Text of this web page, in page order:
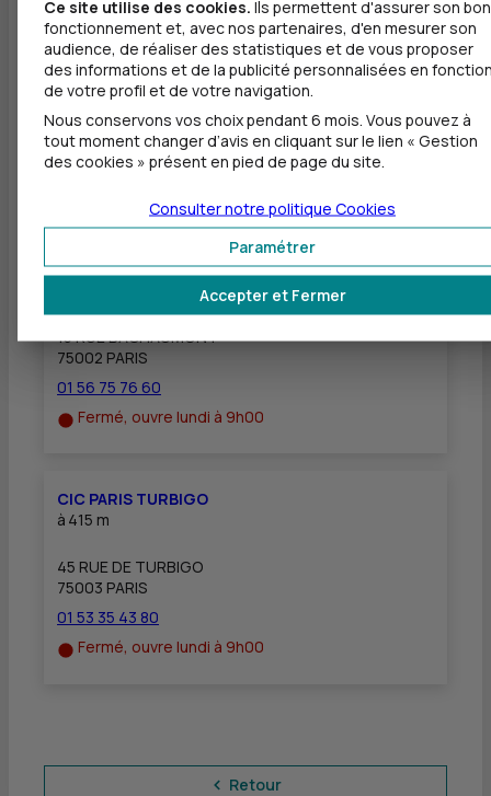
Dépôt valorisé de chèques EUR
Dépôt de chèques EUR
Autres agences les plus proches
CIC PARIS INNOVATION
15 RUE BACHAUMONT
75002 PARIS
01 56 75 76 60
Fermé, ouvre lundi à 9h00
CIC PARIS TURBIGO
à 415 m
45 RUE DE TURBIGO
75003 PARIS
01 53 35 43 80
Fermé, ouvre lundi à 9h00
Retour
Ce site utilise des cookies. Ils permettent d'assurer son bon
fonctionnement et, avec nos partenaires, d'en mesurer son
audience, de réaliser des statistiques et de vous proposer
des informations et de la publicité personnalisées en
de votre profil et de votre navigation.
Nous conservons vos choix pendant 6 mois. Vous pouvez à
tout moment changer d’avis en cliquant sur le lien « Gestion
des cookies » présent en pied de page du site.
Accepter et Fermer
Paramétrer
Consulter notre politique Cookies